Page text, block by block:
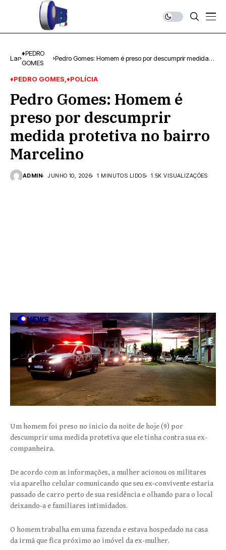
Lar
♦PEDRO
GOMES
Pedro Gomes: Homem é preso por descumprir medida
♦PEDRO GOMES ♦POLÍCIA
Pedro Gomes: Homem é
preso por descumprir
medida protetiva no bairro
Marcelino
ADMIN JUNHO 10, 2026 1 MINUTOS LIDOS 1.5K VISUALIZAÇÕES
Um homem foi preso no inicio da noite de hoje (9) por
descumprir uma medida protetiva que ele tinha contra sua ex-
companheira.
De acordo com as informações, a mulher acionou os militares
via aparelho celular comunicando que seu ex-convivente estaria
passado de carro perto de sua residência e olhando para o local
deixando-a e familiares intimidados.
O homem trabalha em uma fazenda e estava hospedado na casa
da irmã que fica próximo ao imóvel da ex-mulher.